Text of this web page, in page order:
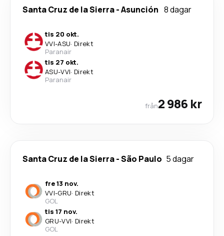
Santa Cruz de la Sierra-Asunción 8 dagar
tis 20 okt.
VVI-ASU· Direkt
Paranair
tis 27 okt.
ASU-VVI· Direkt
Paranair
från2 986 kr
Santa Cruz de la Sierra-São Paulo 5 dagar
fre 13 nov.
VVI-GRU· Direkt
GOL
tis 17 nov.
GRU-VVI· Direkt
GOL